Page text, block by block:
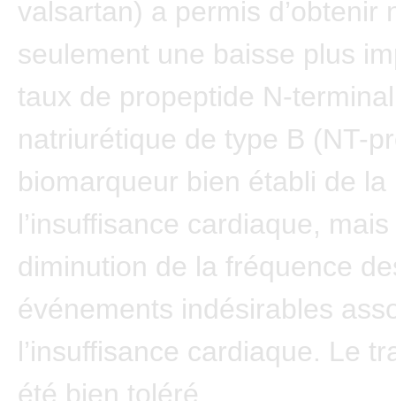
valsartan) a permis d’obtenir
seulement une baisse plus
taux de propeptide N-
natriurétique de type B (NT-
biomarqueur bien établi de
l’insuffisance cardiaque,
diminution de la fréquence
événements indésirables
l’insuffisance cardiaque. Le
été bien toléré.